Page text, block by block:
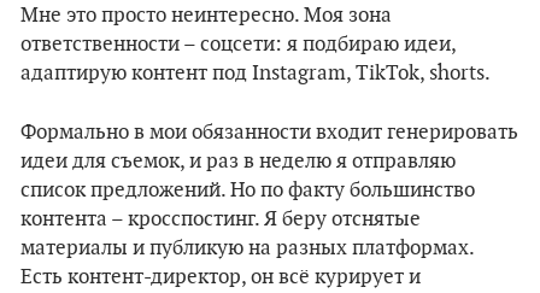
Мне это просто неинтересно. Моя зона
ответственности – соцсети: я подбираю идеи,
адаптирую контент под Instagram, TikTok, shorts.
Формально в мои обязанности входит генерировать
идеи для съемок, и раз в неделю я отправляю
список предложений. Но по факту большинство
контента – кросспостинг. Я беру отснятые
материалы и публикую на разных платформах.
Есть контент-директор, он всё курирует и